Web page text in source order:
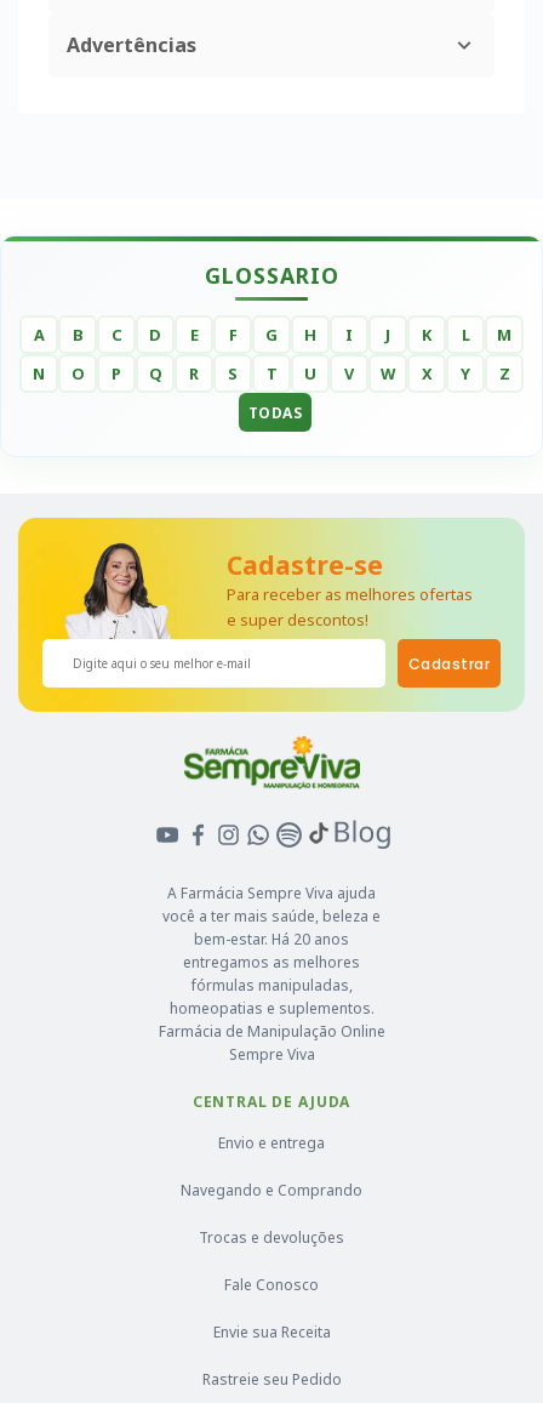
Advertências
GLOSSARIO
A B C D E F G H I J K L
M
N
O P Q R S T U V W X Y Z
TODAS
A Farmácia Sempre Viva ajuda
você a ter mais saúde, beleza e
bem-estar. Há 20 anos
entregamos as melhores
fórmulas manipuladas,
homeopatias e suplementos.
Farmácia de Manipulação Online
Sempre Viva
CENTRAL DE AJUDA
Envio e entrega
Navegando e Comprando
Trocas e devoluções
Fale Conosco
Envie sua Receita
Rastreie seu Pedido
Cadastre-se
Para receber as melhores ofertas
e super descontos!
Cadastrar